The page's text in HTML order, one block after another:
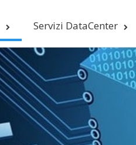
Servizi DataCenter